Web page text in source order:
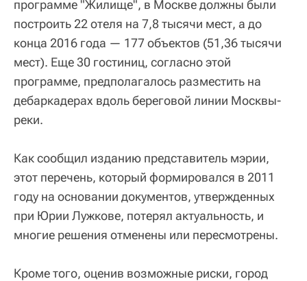
программе "Жилище", в Москве должны были
построить 22 отеля на 7,8 тысячи мест, а до
конца 2016 года — 177 объектов (51,36 тысячи
мест). Еще 30 гостиниц, согласно этой
программе, предполагалось разместить на
дебаркадерах вдоль береговой линии Москвы-
реки.
Как сообщил изданию представитель мэрии,
этот перечень, который формировался в 2011
году на основании документов, утвержденных
при Юрии Лужкове, потерял актуальность, и
многие решения отменены или пересмотрены.
Кроме того, оценив возможные риски, город